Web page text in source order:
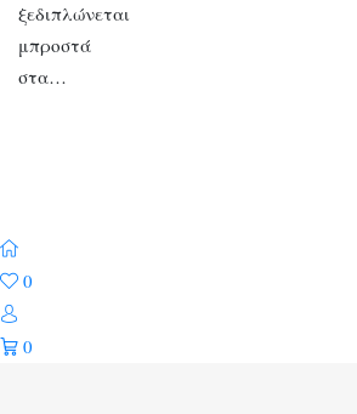
ξεδιπλώνεται
μπροστά
στα…
0
0